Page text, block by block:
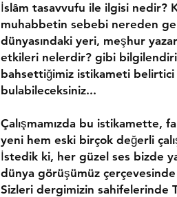
İslâm tasavvufu ile ilgisi nedir?
muhabbetin sebebi nereden
dünyasındaki yeri, meşhur
etkileri nelerdir? gibi
bahsettiğimiz istikameti belirtici
bulabileceksiniz...
Çalışmamızda bu istikamette,
yeni hem eski birçok değerli
İstedik ki, her güzel ses bizde
dünya görüşümüz
Sizleri dergimizin sahifelerinde